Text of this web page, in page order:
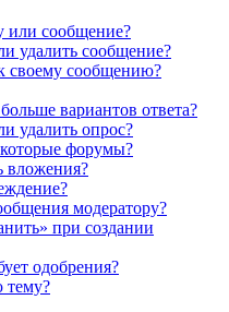
или сообщение?
удалить сообщение?
своему сообщению?
вариантов ответа?
удалить опрос?
форумы?
вложения?
модератору?
при создании
одобрения?
тему?